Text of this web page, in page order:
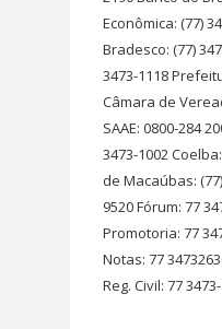
Econômica: (77)
Bradesco: (77)
3473-1118
Câmara de
SAAE: 0800-284
3473-1002
de Macaúbas:
9520 Fórum: 77
Promotoria: 77
Notas: 77
Reg. Civil: 77